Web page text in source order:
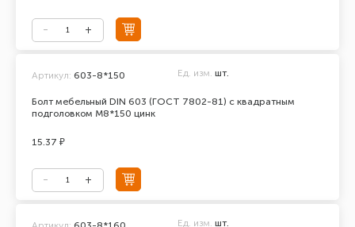
Болт мебельный DIN 603 (ГОСТ 7802-81) с квадратным
подголовком М8*150 цинк
Артикул: 603-8*150 Ед. изм. шт.
15.37 ₽
Ед. изм. шт.